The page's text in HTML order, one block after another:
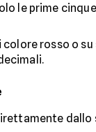
le prime
colore rosso o
dallo